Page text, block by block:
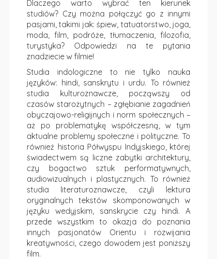
Dlaczego warto wybrać ten kierunek
studiów? Czy można połączyć go z innymi
pasjami, takimi jak: śpiew, tatuatorstwo, joga,
moda, film, podróże, tłumaczenia, filozofia,
turystyka? Odpowiedzi na te pytania
znadziecie w filmie!
Studia indologiczne to nie tylko nauka
języków: hindi, sanskrytu i urdu. To również
studia kulturoznawcze, począwszy od
czasów starożytnych – zgłębianie zagadnień
obyczajowo-religijnych i norm społecznych –
aż po problematykę współczesną, w tym
aktualne problemy społeczne i polityczne. To
również historia Półwyspu Indyjskiego, której
świadectwem są liczne zabytki architektury,
czy bogactwo sztuk performatywnych,
audiowizualnych i plastycznych. To również
studia literaturoznawcze, czyli lektura
oryginalnych tekstów skomponowanych w
języku wedyjskim, sanskrycie czy hindi. A
przede wszystkim to okazja do poznania
innych pasjonatów Orientu i rozwijania
kreatywności, czego dowodem jest poniższy
film.